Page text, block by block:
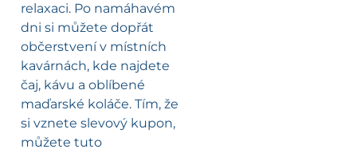
relaxaci. Po namáhavém
dni si můžete dopřát
občerstvení v místních
kavárnách, kde najdete
čaj, kávu a oblíbené
maďarské koláče. Tím, že
si vznete slevový kupon,
můžete tuto